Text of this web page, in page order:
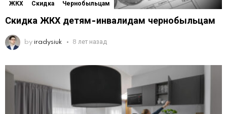
ЖКХ Скидка Чернобыльцам
Скидка ЖКХ детям-инвалидам чернобыльцам
by iradysiuk 8 лет назад